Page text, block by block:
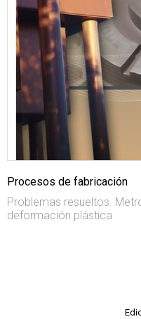
Procesos de fabricación
Problemas resueltos.
deformación plástica